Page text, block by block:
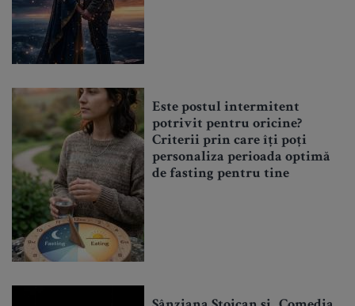
Este postul intermitent
potrivit pentru oricine?
Criterii prin care îți poți
personaliza perioada optimă
de fasting pentru tine